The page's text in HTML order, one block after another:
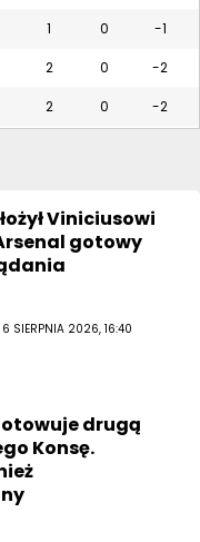
1 0 -1
2 0 -2
2 0 -2
Viniciusowi
gotowy
6 SIERPNIA 2026, 16:40
drugą
Konsę.